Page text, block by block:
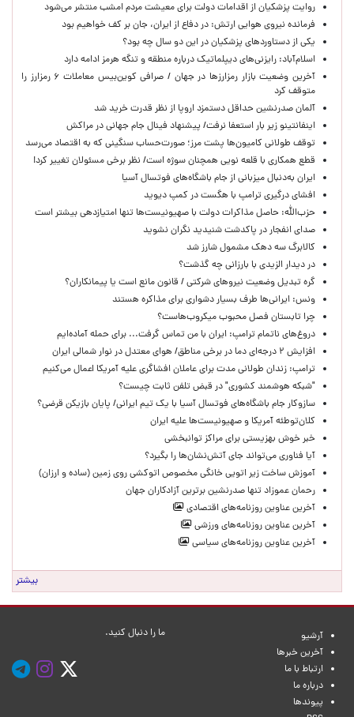
روایت پزشکیان از اقدامات دولت برای معیشت مردم امشب منتشر می‌شود
فرمانده نیروی هوایی ارتش: در دفاع از ایران، جان بر کف خواهیم بود
یکی از دستاوردهای پزشکیان در این دو سال چه بود؟
اسلام‌آباد: رایزنی‌های دیپلماتیک درباره منطقه و تنگه هرمز ادامه دارد
آخرین وضعیت بازار رمزارزها در جهان / صرافی کوین‌بیس معاملات ۶ رمزارز را
متوقف کرد
آلمان صدرنشین حداقل دستمزد اروپا از نظر قدرت خرید شد
اینفانتینو زیر بار استعفا نرفت/ پیشنهاد فینال جام جهانی در مراکش
توقف طولانی کامیون‌ها پشت مرز؛ صورت‌حساب سنگینی که به اقتصاد می‌رسد
قطع همکاری با قلعه نویی همچنان سوژه است/ نظر برخی مسئولان تغییر کرد!
ایران به‌دنبال میزبانی از جام باشگاه‌های فوتسال آسیا
افشای درگیری ترامپ با هگست در کمپ دیوید
حزب‌الله: حاصل مذاکرات دولت با صهیونیست‌ها تنها امتیازدهی‌ بیشتر است
صدای انفجار در پاکدشت شنیدید نگران نشوید
کالابرگ سه دهک مشمول شارز شد
در دیدار الزیدی با بارزانی چه گذشت؟
گره تبدیل وضعیت نیروهای شرکتی / قانون مانع است یا پیمانکاران؟
ونس: ایرانی‌ها طرف بسیار دشواری برای مذاکره هستند
چرا تابستان فصل محبوب میکروب‌هاست؟
دروغ‌های ناتمام ترامپ: ایران با من تماس گرفت... برای حمله آماده‌ایم
افزایش ۲ درجه‌ای دما در برخی مناطق/ هوای معتدل در نوار شمالی ایران
ترامپ: زندان طولانی مدت برای عاملان افشاگری‌ علیه آمریکا اعمال می‌کنیم
"شبکه هوشمند کشوری" در قبض تلفن ثابت چیست؟
سازوکار جام باشگاه‌های فوتسال آسیا با یک تیم ایرانی/ پایان بازیکن قرضی؟
کلان‌توطئه آمریکا و صهیونیست‌ها علیه ایران
خبر خوش بهزیستی برای مراکز توانبخشی
آیا فناوری می‌تواند جای آتش‌نشان‌ها را بگیرد؟
آموزش ساخت زیر اتویی خانگی مخصوص اتوکشی روی زمین (ساده و ارزان)
رحمان عموزاد تنها صدرنشین برترین آزادکاران جهان
آخرین عناوین روزنامه‌های اقتصادی
آخرین عناوین روزنامه‌های ورزشی
آخرین عناوین روزنامه‌های سیاسی
بیشتر
آرشیو
آخرین خبرها
ارتباط با ما
درباره ما
پیوندها
ما را دنبال کنید.